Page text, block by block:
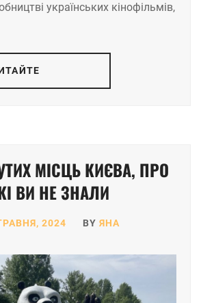
українських кінофільмів,
МІСЦЬ КИЄВА, ПРО
ВИ НЕ ЗНАЛИ
2024 BY ЯНА